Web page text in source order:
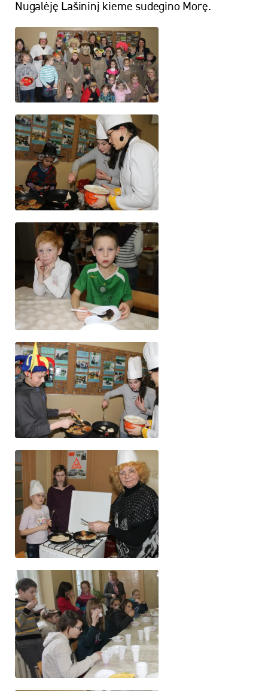
Nugalėję Lašininį kieme sudegino Morę.